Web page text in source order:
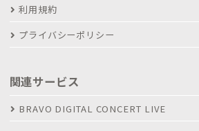
利用規約
プライバシーポリシー
関連サービス
BRAVO DIGITAL CONCERT LIVE